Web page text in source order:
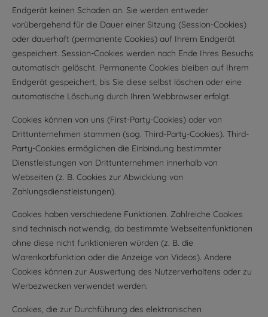
Endgerät keinen Schaden an. Sie werden entweder
vorübergehend für die Dauer einer Sitzung (Session-Cookies)
oder dauerhaft (permanente Cookies) auf Ihrem Endgerät
gespeichert. Session-Cookies werden nach Ende Ihres Besuchs
automatisch gelöscht. Permanente Cookies bleiben auf Ihrem
Endgerät gespeichert, bis Sie diese selbst löschen oder eine
automatische Löschung durch Ihren Webbrowser erfolgt.
Cookies können von uns (First-Party-Cookies) oder von
Drittunternehmen stammen (sog. Third-Party-Cookies). Third-
Party-Cookies ermöglichen die Einbindung bestimmter
Dienstleistungen von Drittunternehmen innerhalb von
Webseiten (z. B. Cookies zur Abwicklung von
Zahlungsdienstleistungen).
Cookies haben verschiedene Funktionen. Zahlreiche Cookies
sind technisch notwendig, da bestimmte Webseitenfunktionen
ohne diese nicht funktionieren würden (z. B. die
Warenkorbfunktion oder die Anzeige von Videos). Andere
Cookies können zur Auswertung des Nutzerverhaltens oder zu
Werbezwecken verwendet werden.
Cookies, die zur Durchführung des elektronischen